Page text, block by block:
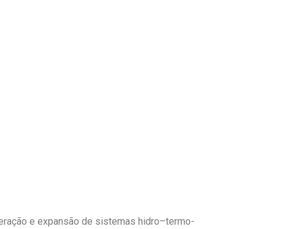
e expansão de sistemas hidro–termo-